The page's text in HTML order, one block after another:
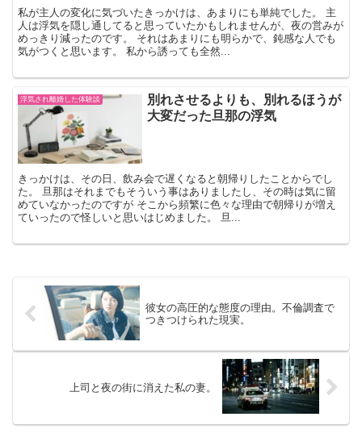
私が主人の変化に気づいたきっかけは、あまりにも単純でした。 主
人は浮気を隠し通してると思っていたかもしれませんが、夜の営みが
めっきり減ったのです。 それはあまりにも明らかで、鈍感な人でも
気がつくと思います。 私から誘っても全然...
浮気され離婚した体験談
別れさせるよりも、別れるほうが
大変だった旦那の浮気
きっかけは、その日、飲み会で遅くなると朝帰りしたことからでし
た。 旦那はそれまでもそういう事はありましたし、その時は気に留
めていなかったのですが そこから頻繁に色々な理由で朝帰りが増え
ていったので怪しいと思いはじめました。 旦...
彼女の高圧的な態度の理由。不倫調査で
つきつけられた現実。
上司と夜の街に消えた私の妻。